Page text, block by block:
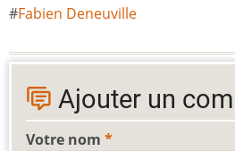
Fabien Deneuville
Ajouter un
Votre nom